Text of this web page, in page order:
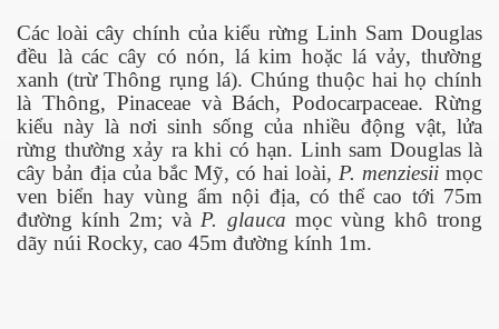
Các loài cây chính của kiểu rừng Linh Sam Douglas
đều là các cây có nón, lá kim hoặc lá vảy, thường
xanh (trừ Thông rụng lá). Chúng thuộc hai họ chính
là Thông, Pinaceae và Bách, Podocarpaceae. Rừng
kiểu này là nơi sinh sống của nhiều động vật, lửa
rừng thường xảy ra khi có hạn. Linh sam Douglas là
cây bản địa của bắc Mỹ, có hai loài, P. menziesii mọc
ven biển hay vùng ẩm nội địa, có thể cao tới 75m
đường kính 2m; và P. glauca mọc vùng khô trong
dãy núi Rocky, cao 45m đường kính 1m.
P2